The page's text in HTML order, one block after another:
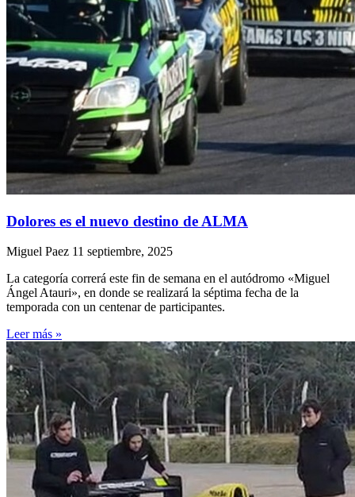
Dolores es el nuevo destino de ALMA
Miguel Paez 11 septiembre, 2025
La categoría correrá este fin de semana en el autódromo «Miguel
Ángel Atauri», en donde se realizará la séptima fecha de la
temporada con un centenar de participantes.
Leer más »